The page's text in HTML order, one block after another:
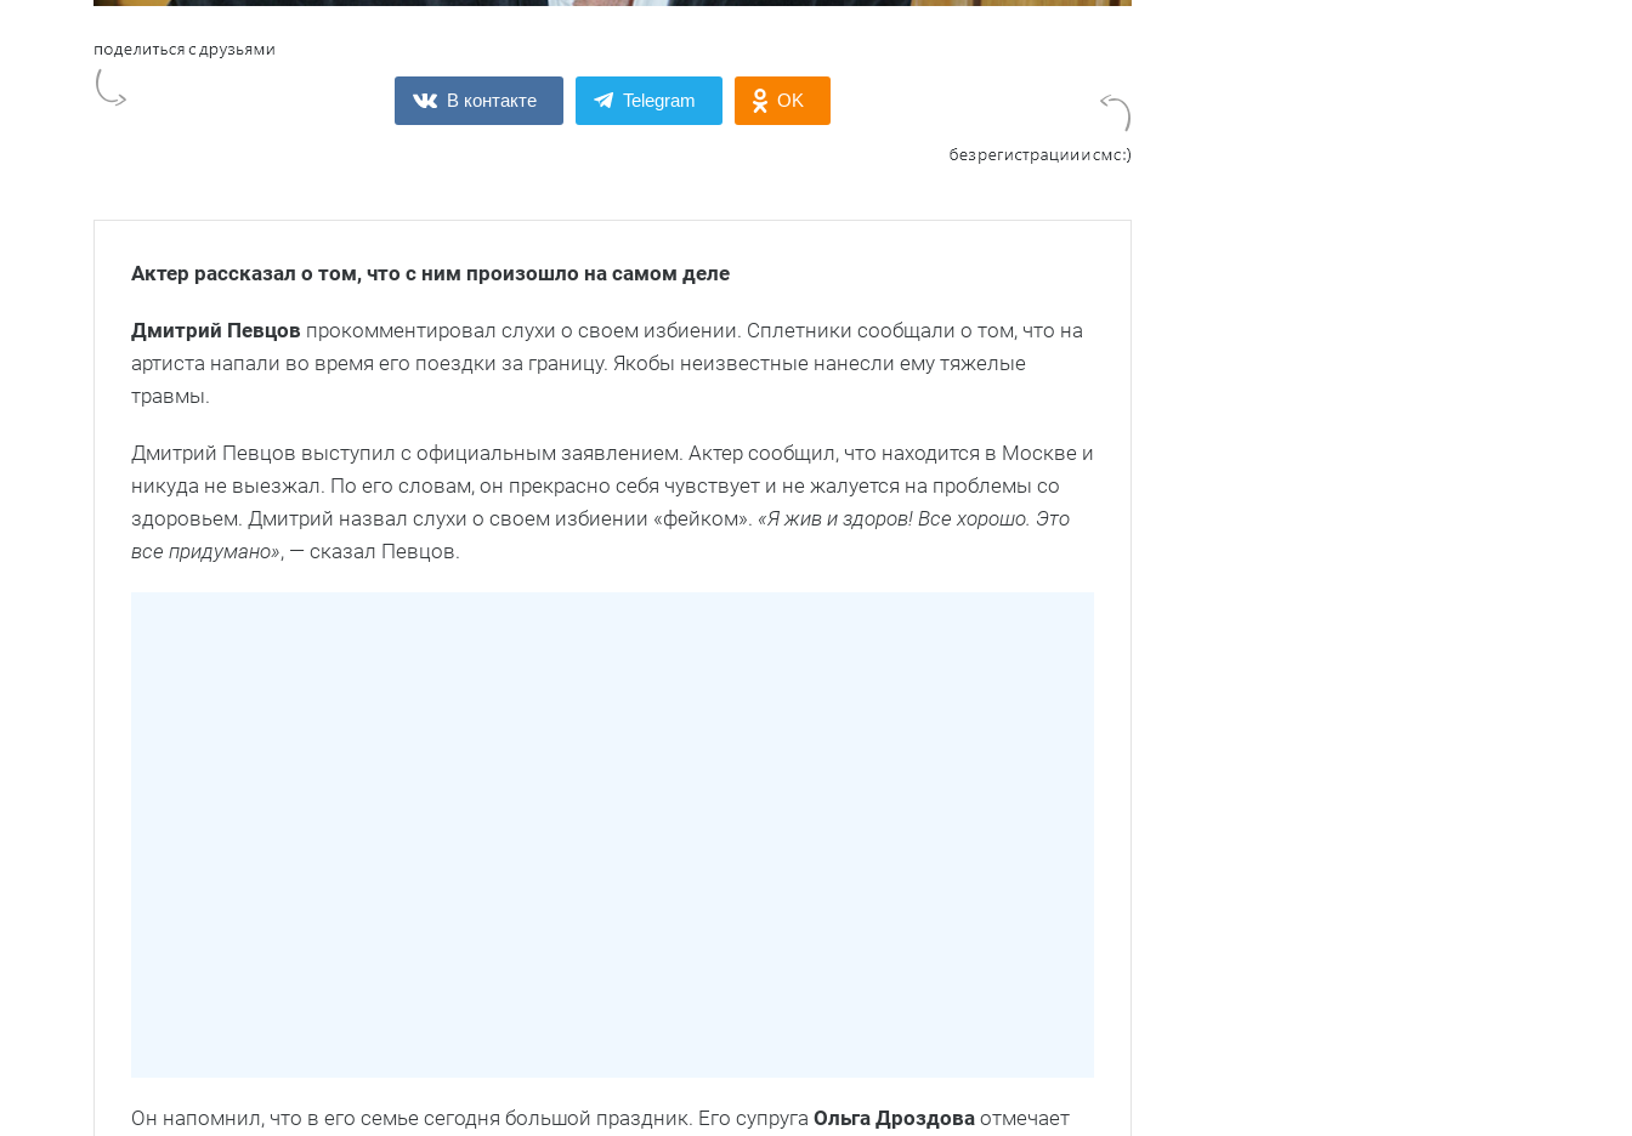
В контакте Telegram OK
Актер рассказал о том, что с ним произошло на самом деле
Дмитрий Певцов прокомментировал слухи о своем избиении. Сплетники сообщали о том, что на
артиста напали во время его поездки за границу. Якобы неизвестные нанесли ему тяжелые
травмы.
Дмитрий Певцов выступил с официальным заявлением. Актер сообщил, что находится в Москве и
никуда не выезжал. По его словам, он прекрасно себя чувствует и не жалуется на проблемы со
здоровьем. Дмитрий назвал слухи о своем избиении «фейком». «Я жив и здоров! Все хорошо. Это
все придумано», — сказал Певцов.
Он напомнил, что в его семье сегодня большой праздник. Его супруга Ольга Дроздова отмечает